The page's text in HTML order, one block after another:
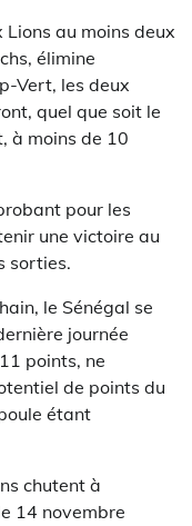
au moins deux
élimine
Vert, les deux
quel que soit le
à moins de 10
pour les
une victoire au
sorties.
le Sénégal se
journée
points, ne
de points du
étant
chutent à
14 novembre